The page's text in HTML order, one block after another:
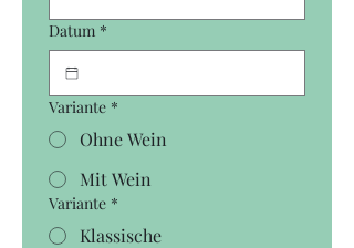
Datum *
Variante *
Ohne Wein
Mit Wein
Variante *
Klassische